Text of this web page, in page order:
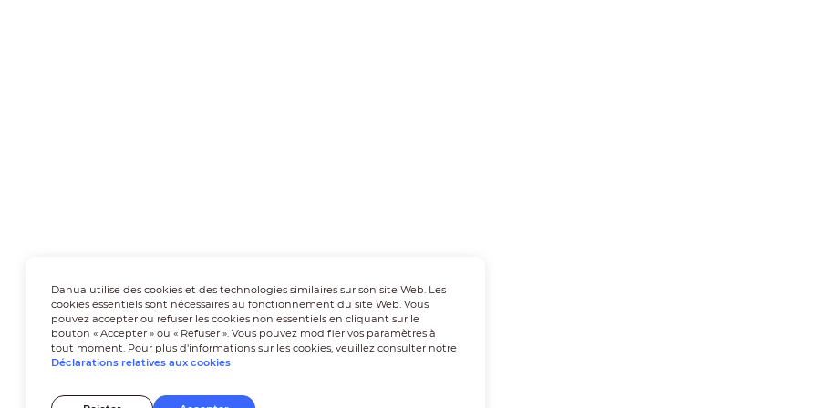
Dahua utilise des cookies et des technologies similaires sur son site Web. Les
cookies essentiels sont nécessaires au fonctionnement du site Web. Vous
pouvez accepter ou refuser les cookies non essentiels en cliquant sur le
bouton « Accepter » ou « Refuser ». Vous pouvez modifier vos paramètres à
tout moment. Pour plus d'informations sur les cookies, veuillez consulter notre
Déclarations relatives aux cookies